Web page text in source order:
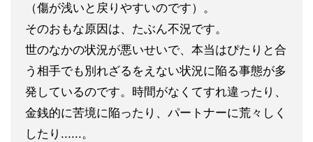
（傷が浅いと戻り やすいのです）。
そのおもな原因は、たぶん不況です。
世のなかの状況が悪いせいで、本当はぴたりと合
う相手でも別れざるをえない状況に陥る事態が多
発しているのです。時間がなくてすれ違ったり、
金銭的に苦境に陥ったり、パートナーに荒々しく
したり......。